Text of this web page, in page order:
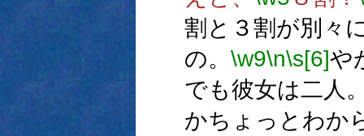
割と３割が別々
の。 \w9\n\s[6]や
でも彼女は二人
かちょっとわか